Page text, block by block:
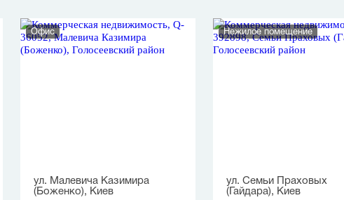
Офис
ул. Малевича Казимира
(Боженко), Киев
Нежилое помещение
ул. Семьи Праховых
(Гайдара), Киев